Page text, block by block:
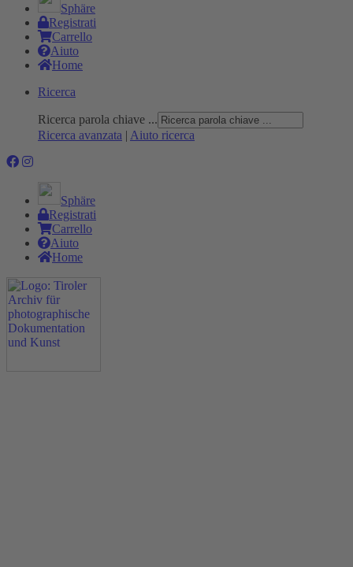
Sphäre
Registrati
Carrello
Aiuto
Home
Ricerca
Ricerca parola chiave ...
Ricerca avanzata | Aiuto ricerca
Sphäre
Registrati
Carrello
Aiuto
Home